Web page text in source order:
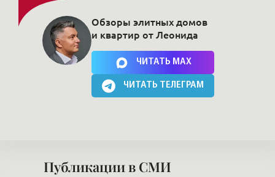
Нажимая на кнопку, Вы соглашаетесь c политикой сайта
Обзоры элитных домов
и квартир от Леонида
ЧИТАТЬ MAX
ЧИТАТЬ ТЕЛЕГРАМ
Публикации в СМИ